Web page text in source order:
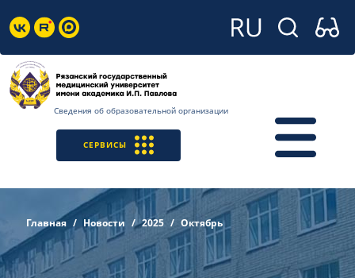
Сведения об образовательной организации
СЕРВИСЫ
Главная Новости 2025 Октябрь